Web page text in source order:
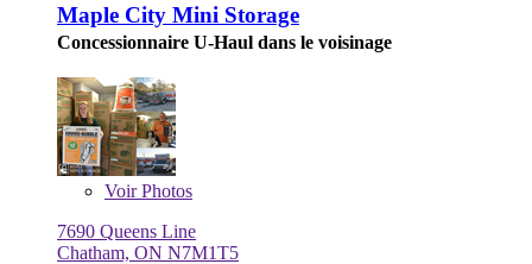
Maple City Mini Storage
Concessionnaire U-Haul dans le voisinage
VoirPhotos
7690 Queens Line
Chatham, ON N7M1T5